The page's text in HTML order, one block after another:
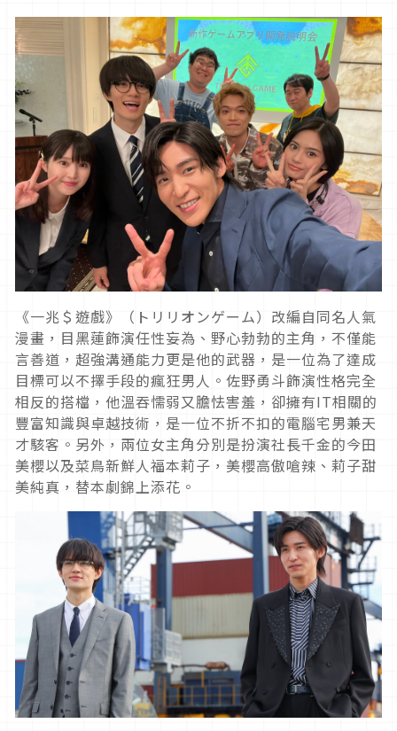
《一兆＄遊戲》（トリリオンゲーム）改編自同名人氣
漫畫，目黑蓮飾演任性妄為、野心勃勃的主角，不僅能
言善道，超強溝通能力更是他的武器，是一位為了達成
目標可以不擇手段的瘋狂男人。佐野勇斗飾演性格完全
相反的搭檔，他溫吞懦弱又膽怯害羞，卻擁有IT相關的
豐富知識與卓越技術，是一位不折不扣的電腦宅男兼天
才駭客。另外，兩位女主角分別是扮演社長千金的今田
美櫻以及菜鳥新鮮人福本莉子，美櫻高傲嗆辣、莉子甜
美純真，替本劇錦上添花。